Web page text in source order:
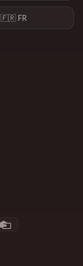
🇫🇷 FR